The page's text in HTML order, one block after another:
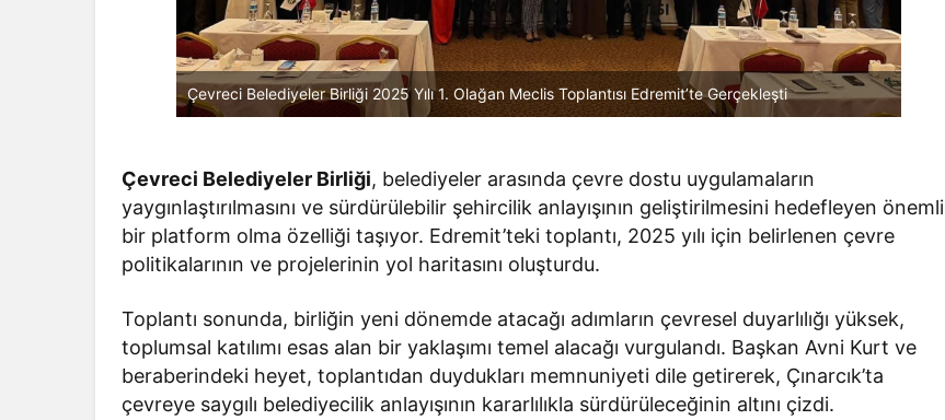
Çevreci Belediyeler Birliği 2025 Yılı 1. Olağan Meclis Toplantısı Edremit’te Gerçekleşti
Çevreci Belediyeler Birliği, belediyeler arasında çevre dostu uygulamaların
yaygınlaştırılmasını ve sürdürülebilir şehircilik anlayışının geliştirilmesini hedefleyen önemli
bir platform olma özelliği taşıyor. Edremit’teki toplantı, 2025 yılı için belirlenen çevre
politikalarının ve projelerinin yol haritasını oluşturdu.
Toplantı sonunda, birliğin yeni dönemde atacağı adımların çevresel duyarlılığı yüksek,
toplumsal katılımı esas alan bir yaklaşımı temel alacağı vurgulandı. Başkan Avni Kurt ve
beraberindeki heyet, toplantıdan duydukları memnuniyeti dile getirerek, Çınarcık’ta
çevreye saygılı belediyecilik anlayışının kararlılıkla sürdürüleceğinin altını çizdi.